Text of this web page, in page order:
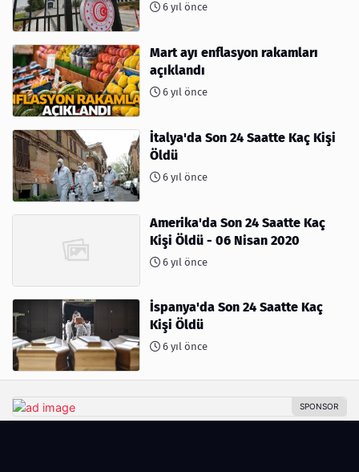
6 yıl önce
Mart ayı enflasyon rakamları
açıklandı
6 yıl önce
İtalya'da Son 24 Saatte Kaç Kişi
Öldü
6 yıl önce
Amerika'da Son 24 Saatte Kaç
Kişi Öldü - 06 Nisan 2020
6 yıl önce
İspanya'da Son 24 Saatte Kaç
Kişi Öldü
6 yıl önce